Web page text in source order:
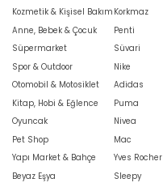
Kozmetik & Kişisel Bakım
Anne, Bebek & Çocuk
Süpermarket
Spor & Outdoor
Otomobil & Motosiklet
Kitap, Hobi & Eğlence
Oyuncak
Pet Shop
Yapı Market & Bahçe
Beyaz Eşya
Korkmaz
Penti
Süvari
Nike
Adidas
Puma
Nivea
Mac
Yves Rocher
Sleepy